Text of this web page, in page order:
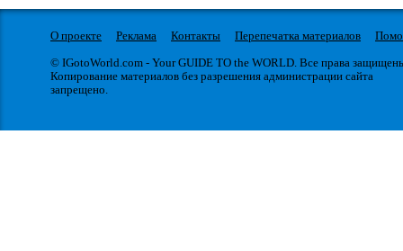
О проекте Реклама Контакты Перепечатка материалов
© IGotoWorld.com - Your GUIDE TO the WORLD. Все права
Копирование материалов без разрешения администрации сайта
запрещено.